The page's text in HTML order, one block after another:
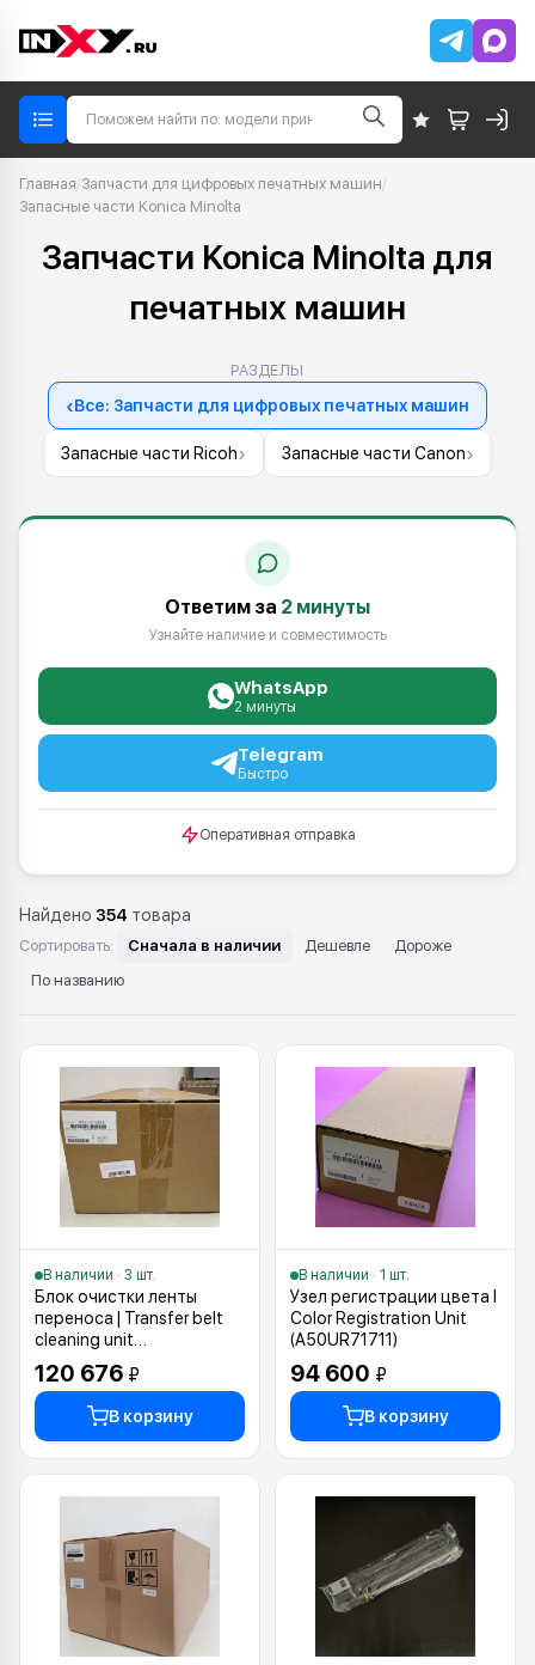
Главная/Запчасти для цифровых печатных машин/
Запасные части Konica Minolta
Запчасти Konica Minolta для
печатных машин
РАЗДЕЛЫ
‹Все: Запчасти для цифровых печатных машин
Запасные части Ricoh› Запасные части Canon›
Ответим за 2 минуты
Узнайте наличие и совместимость
WhatsApp
2 минуты
Telegram
Быстро
Оперативная отправка
Найдено 354 товара
Сортировать: Сначала в наличии Дешевле
Дороже
По названию
Каталог: Запасные части Konica
В наличии · 3 шт.
Блок очистки ленты
переноса | Transfer belt
cleaning unit
(A9VPR71433)
120 676 ₽
В корзину
В наличии · 1 шт.
Узел регистрации цвета I
Color Registration Unit
(A50UR71711)
94 600 ₽
В корзину